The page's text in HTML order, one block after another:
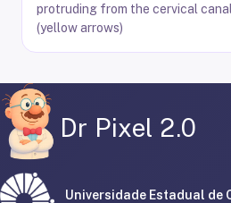
protruding from the cervical
(yellow arrows)
Dr Pixel 2.0
Universidade Estadual de